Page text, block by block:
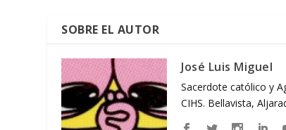
SOBRE EL AUTOR
José Luis Miguel
Sacerdote católico y
CIHS. Bellavista,